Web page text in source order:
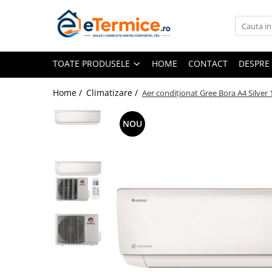
Toate Produsele
Climatizare
Ventiloconvector
Aparate aer conditionat multi-split
Aparate aer conditionat
Centrale pe gaz
Centrale electrice
Accesorii de montaj
Energie verde - Pompe de caldura
Panouri solare
TOATE PRODUSELE HOME CONTACT
Home / Climatizare / Aer condiționat Gree Bora A4 Silver
NOU